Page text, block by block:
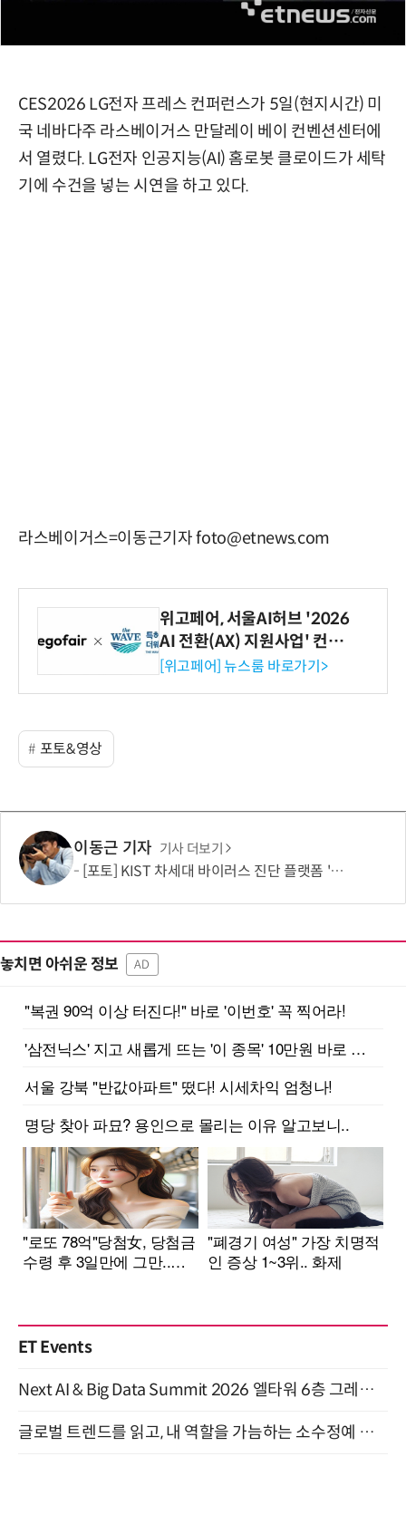
CES2026 LG전자 프레스 컨퍼런스가 5일(현지시간) 미
국 네바다주 라스베이거스 만달레이 베이 컨벤션센터에
서 열렸다. LG전자 인공지능(AI) 홈로봇 클로이드가 세탁
기에 수건을 넣는 시연을 하고 있다.
라스베이거스=이동근기자 foto@etnews.com
위고페어, 서울AI허브 '2026
AI 전환(AX) 지원사업' 컨소
시엄 선정
[위고페어] 뉴스룸 바로가기>
포토&영상
이동근 기자 기사 더보기
[포토] KIST 차세대 바이러스 진단 플랫폼 '퓨전 어세이' 개발
놓치면 아쉬운 정보 AD
ET Events
Next AI & Big Data Summit 2026 엘타워 6층 그레이스홀 개최 (9/18)
글로벌 트렌드를 읽고, 내 역할을 가늠하는 소수정예 실습 워크숍 (8/28)